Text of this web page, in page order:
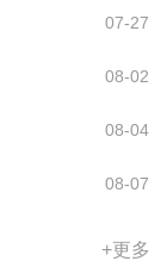
07-27
08-02
08-04
08-07
+更多